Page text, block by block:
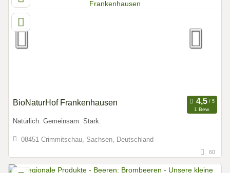
BioNaturHof Frankenhausen
1 Bew.
Natürlich. Gemeinsam. Stark.
08451 Crimmitschau, Sachsen, Deutschland
60